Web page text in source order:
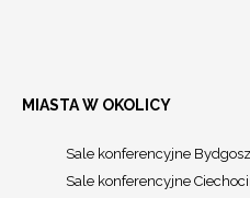
MIASTA W OKOLICY
Sale konferencyjne
Sale konferencyjne